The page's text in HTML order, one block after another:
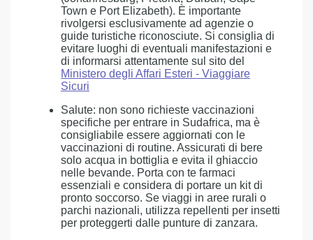
Town e Port Elizabeth). È importante
rivolgersi esclusivamente ad agenzie o
guide turistiche riconosciute. Si consiglia di
evitare luoghi di eventuali manifestazioni e
di informarsi attentamente sul sito del
Ministero degli Affari Esteri - Viaggiare
Sicuri
Salute: non sono richieste vaccinazioni
specifiche per entrare in Sudafrica, ma è
consigliabile essere aggiornati con le
vaccinazioni di routine. Assicurati di bere
solo acqua in bottiglia e evita il ghiaccio
nelle bevande. Porta con te farmaci
essenziali e considera di portare un kit di
pronto soccorso. Se viaggi in aree rurali o
parchi nazionali, utilizza repellenti per insetti
per proteggerti dalle punture di zanzara.